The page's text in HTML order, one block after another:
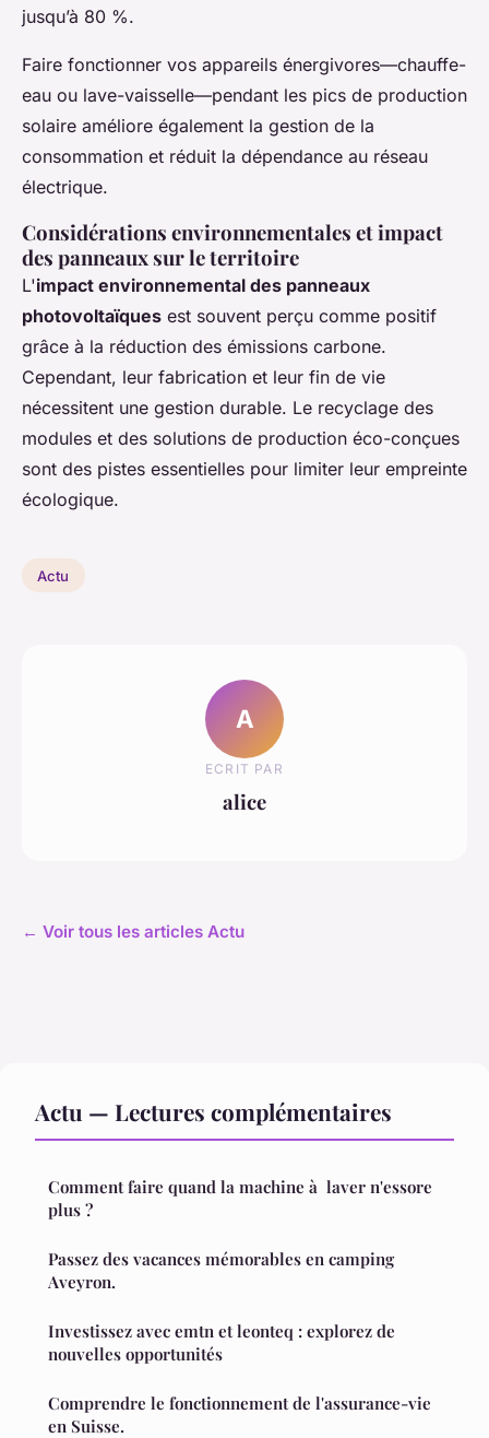
jusqu’à 80 %.
Faire fonctionner vos appareils énergivores—chauffe-
eau ou lave-vaisselle—pendant les pics de production
solaire améliore également la gestion de la
consommation et réduit la dépendance au réseau
électrique.
Considérations environnementales et impact
des panneaux sur le territoire
L'impact environnemental des panneaux
photovoltaïques est souvent perçu comme positif
grâce à la réduction des émissions carbone.
Cependant, leur fabrication et leur fin de vie
nécessitent une gestion durable. Le recyclage des
modules et des solutions de production éco-conçues
sont des pistes essentielles pour limiter leur empreinte
écologique.
Actu
A
ECRIT PAR
alice
← Voir tous les articles Actu
Actu — Lectures complémentaires
Comment faire quand la machine à laver n'essore
plus ?
Passez des vacances mémorables en camping
Aveyron.
Investissez avec emtn et leonteq : explorez de
nouvelles opportunités
Comprendre le fonctionnement de l'assurance-vie
en Suisse.